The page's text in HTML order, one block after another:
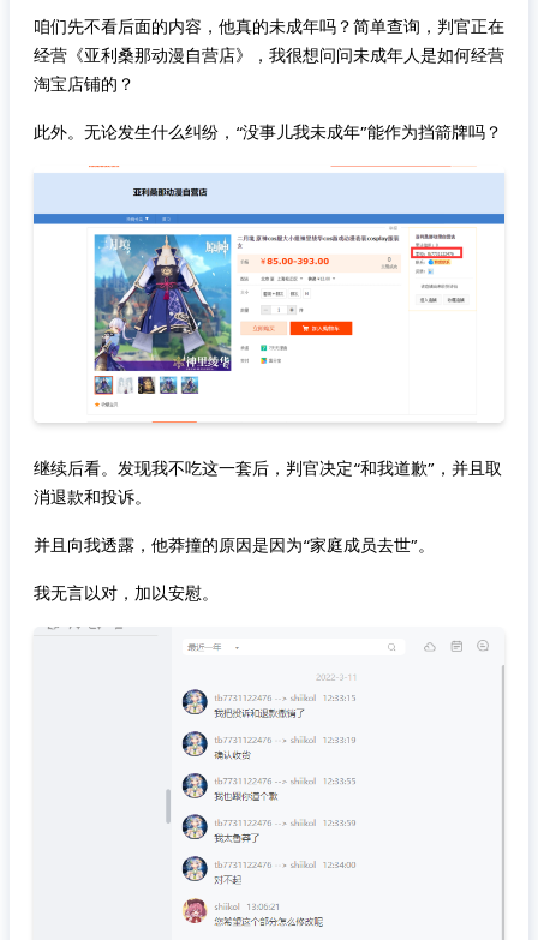
咱们先不看后面的内容，他真的未成年吗？简单查询，判官正在
经营《亚利桑那动漫自营店》，我很想问问未成年人是如何经营
淘宝店铺的？
此外。无论发生什么纠纷，“没事儿我未成年”能作为挡箭牌吗？
继续后看。发现我不吃这一套后，判官决定“和我道歉”，并且取
消退款和投诉。
并且向我透露，他莽撞的原因是因为“家庭成员去世”。
我无言以对，加以安慰。